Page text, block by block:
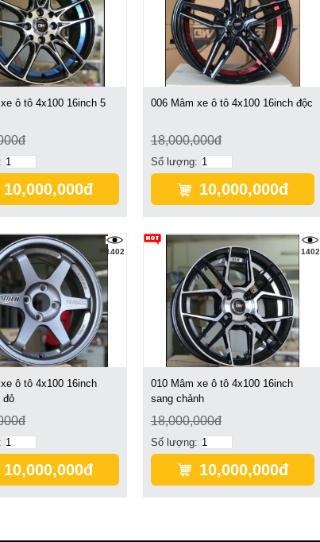
ô tô 4x100 16inch 5
10,000,000đ
006 Mâm xe ô tô 4x100 16inch độc
18,000,000đ
Số lượng:
10,000,000đ
1402
ô tô 4x100 16inch
đỏ
10,000,000đ
1402
010 Mâm xe ô tô 4x100 16inch
sang chảnh
18,000,000đ
Số lượng:
10,000,000đ